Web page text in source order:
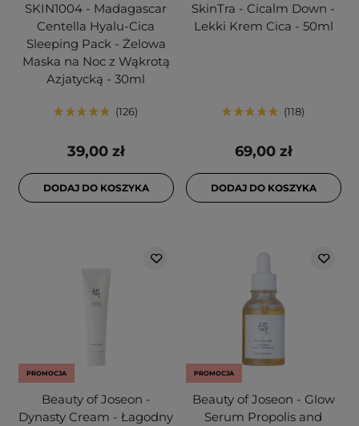
SKIN1004 - Madagascar
Centella Hyalu-Cica
Sleeping Pack - Żelowa
Maska na Noc z Wąkrotą
Azjatycką - 30ml
126
39,00 zł
DODAJ DO KOSZYKA
SkinTra - Cicalm Down -
Lekki Krem Cica - 50ml
118
69,00 zł
DODAJ DO KOSZYKA
PROMOCJA
Beauty of Joseon -
Dynasty Cream - Łagodny
PROMOCJA
Beauty of Joseon - Glow
Serum Propolis and